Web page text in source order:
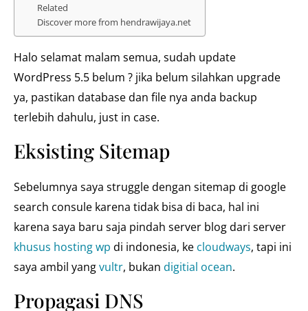
Related
Discover more from hendrawijaya.net
Halo selamat malam semua, sudah update
WordPress 5.5 belum ? jika belum silahkan upgrade
ya, pastikan database dan file nya anda backup
terlebih dahulu, just in case.
Eksisting Sitemap
Sebelumnya saya struggle dengan sitemap di google
search consule karena tidak bisa di baca, hal ini
karena saya baru saja pindah server blog dari server
khusus hosting wp di indonesia, ke cloudways, tapi ini
saya ambil yangvultr, bukan digitial ocean.
Propagasi DNS